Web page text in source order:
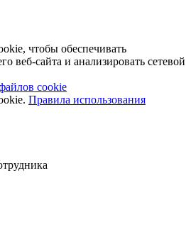
чтобы обеспечивать
веб-сайта и анализировать сетевой
cookie
Правила использования